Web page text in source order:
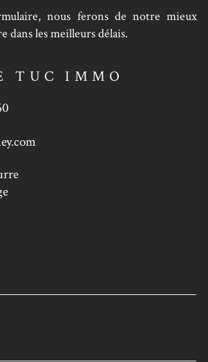
nous ferons de notre mieux
dans les meilleurs délais.
TUC IMMO